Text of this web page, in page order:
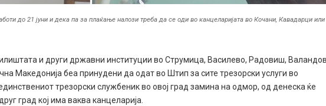
до 21 јуни и дека па за плаќање налози треба да се оди во канцеларијата во Кочани, Кавадарци или
и други државни институции во Струмица, Василево, Радовиш,
Македонија беа принудени да одат во Штип за сите трезорски услуги во
трезорски службеник во овој град замина на одмор, од денеска ќе
град кој има ваква канцеларија.